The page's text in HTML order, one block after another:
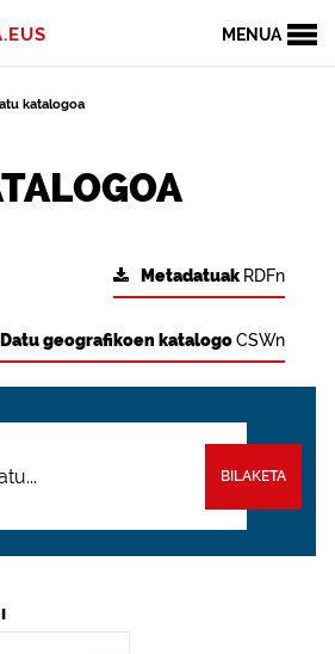
MENUA
katalogoa
Metadatuak RDFn
Datu geografikoen katalogoCSWn
BILAKETA